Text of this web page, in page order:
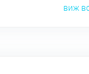
виж